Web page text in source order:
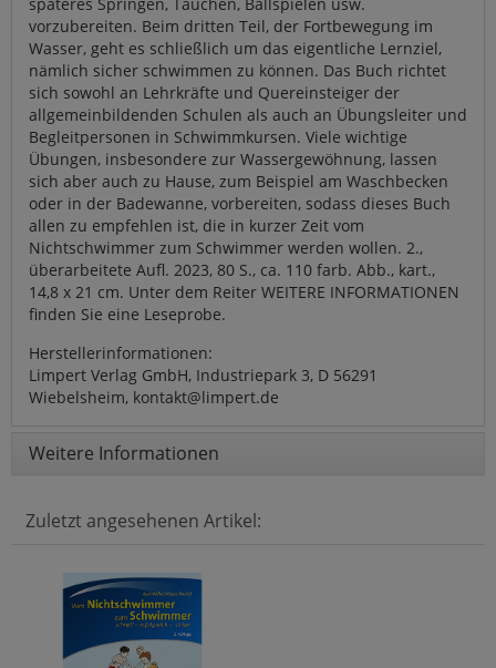
vorzubereiten. Beim dritten Teil, der Fortbewegung im
Wasser, geht es schließlich um das eigentliche Lernziel,
nämlich sicher schwimmen zu können. Das Buch richtet
sich sowohl an Lehrkräfte und Quereinsteiger der
allgemeinbildenden Schulen als auch an Übungsleiter und
Begleitpersonen in Schwimmkursen. Viele wichtige
Übungen, insbesondere zur Wassergewöhnung, lassen
sich aber auch zu Hause, zum Beispiel am Waschbecken
oder in der Badewanne, vorbereiten, sodass dieses Buch
allen zu empfehlen ist, die in kurzer Zeit vom
Nichtschwimmer zum Schwimmer werden wollen. 2.,
überarbeitete Aufl. 2023, 80 S., ca. 110 farb. Abb., kart.,
14,8 x 21 cm. Unter dem Reiter WEITERE INFORMATIONEN
finden Sie eine Leseprobe.
Herstellerinformationen:
Limpert Verlag GmbH, Industriepark 3, D 56291
Wiebelsheim, kontakt@limpert.de
Weitere Informationen
Zuletzt angesehenen Artikel: